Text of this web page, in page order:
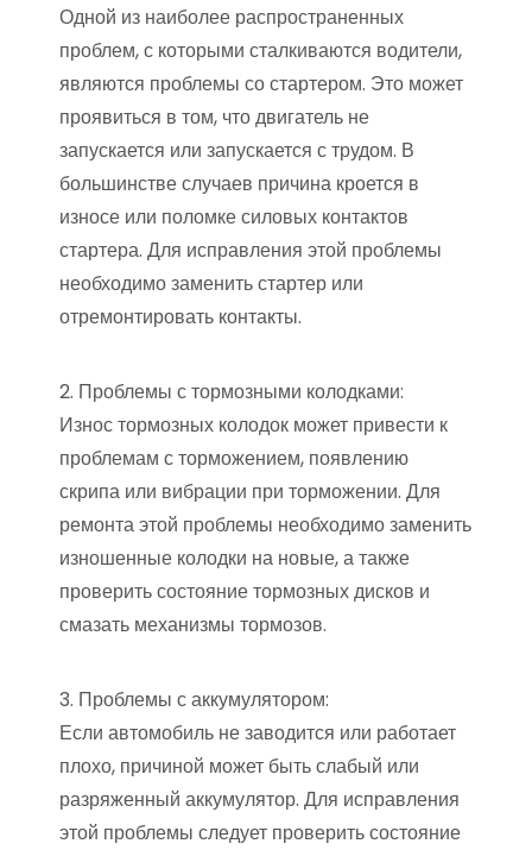
Одной из наиболее распространенных
проблем, с которыми сталкиваются водители,
являются проблемы со стартером. Это может
проявиться в том, что двигатель не
запускается или запускается с трудом. В
большинстве случаев причина кроется в
износе или поломке силовых контактов
стартера. Для исправления этой проблемы
необходимо заменить стартер или
отремонтировать контакты.
2. Проблемы с тормозными колодками:
Износ тормозных колодок может привести к
проблемам с торможением, появлению
скрипа или вибрации при торможении. Для
ремонта этой проблемы необходимо заменить
изношенные колодки на новые, а также
проверить состояние тормозных дисков и
смазать механизмы тормозов.
3. Проблемы с аккумулятором:
Если автомобиль не заводится или работает
плохо, причиной может быть слабый или
разряженный аккумулятор. Для исправления
этой проблемы следует проверить состояние